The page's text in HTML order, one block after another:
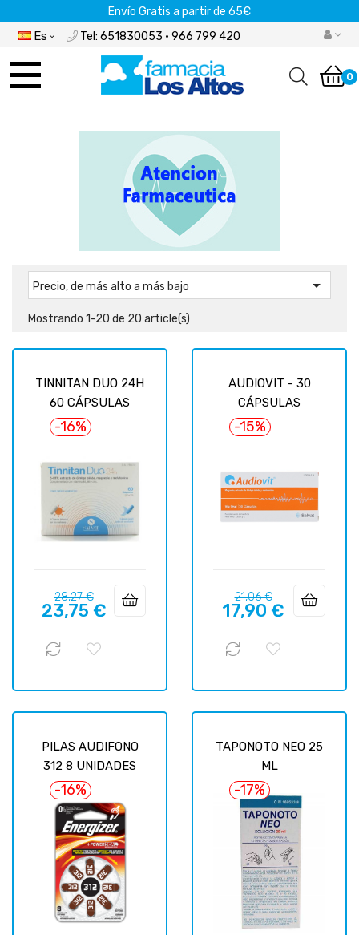
Envío Gratis a partir de 65€
Es Tel: 651830053 · 966 799 420
Navegación
palanca
0
Precio, de más alto a más bajo 
Mostrando 1-20 de 20 article(s)
TINNITAN DUO 24H
60 CÁPSULAS
-16%
Precio
regular
28,27 €Precio
23,75 €
AUDIOVIT - 30
CÁPSULAS
-15%
Precio
regular
21,06 €Precio
17,90 €
PILAS AUDIFONO
312 8 UNIDADES
-16%
TAPONOTO NEO 25
ML
-17%